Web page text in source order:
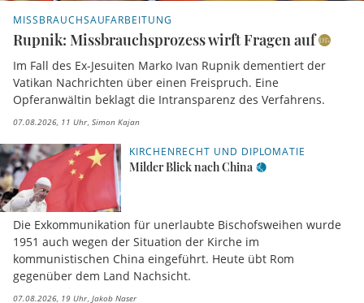
MISSBRAUCHSAUFARBEITUNG
Rupnik: Missbrauchsprozess wirft Fragen auf
Im Fall des Ex-Jesuiten Marko Ivan Rupnik dementiert der
Vatikan Nachrichten über einen Freispruch. Eine
Opferanwältin beklagt die Intransparenz des Verfahrens.
07.08.2026, 11 Uhr Simon Kajan
KIRCHENRECHT UND DIPLOMATIE
Milder Blick nach China
Die Exkommunikation für unerlaubte Bischofsweihen wurde
1951 auch wegen der Situation der Kirche im
kommunistischen China eingeführt. Heute übt Rom
gegenüber dem Land Nachsicht.
07.08.2026, 19 Uhr Jakob Naser